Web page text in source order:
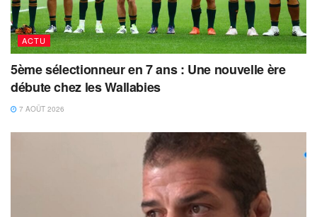
ACTU
5ème sélectionneur en 7 ans : Une nouvelle ère
débute chez les Wallabies
7 AOÛT 2026